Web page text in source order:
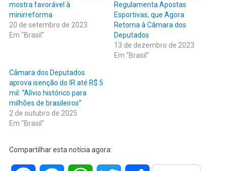
mostra favorável à
minirreforma
20 de setembro de 2023
Em "Brasil"
Regulamenta Apostas
Esportivas, que Agora
Retorna à Câmara dos
Deputados
13 de dezembro de 2023
Em "Brasil"
Câmara dos Deputados
aprova isenção do IR até R$ 5
mil: “Alívio histórico para
milhões de brasileiros”
2 de outubro de 2025
Em "Brasil"
Compartilhar esta notícia agora: